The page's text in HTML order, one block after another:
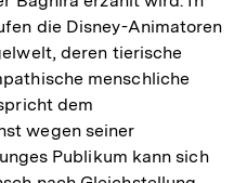
die Disney-Animatoren
deren tierische
menschliche
dem
wegen seiner
Publikum kann sich